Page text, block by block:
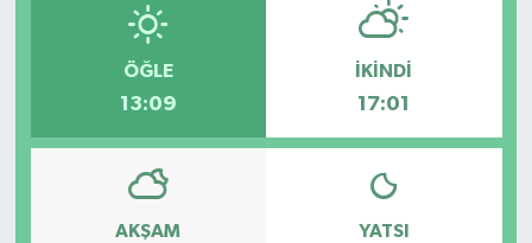
ÖĞLE
13:09
İKINDI
17:01
AKŞAM YATSI